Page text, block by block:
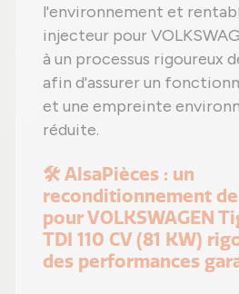
l'environnement et
injecteur pour
à un processus rigoureux
afin d'assurer un
et une empreinte
réduite.
🛠️ AlsaPièces : un
reconditionnement
pour VOLKSWAGEN
TDI 110 CV (81 KW)
des performances